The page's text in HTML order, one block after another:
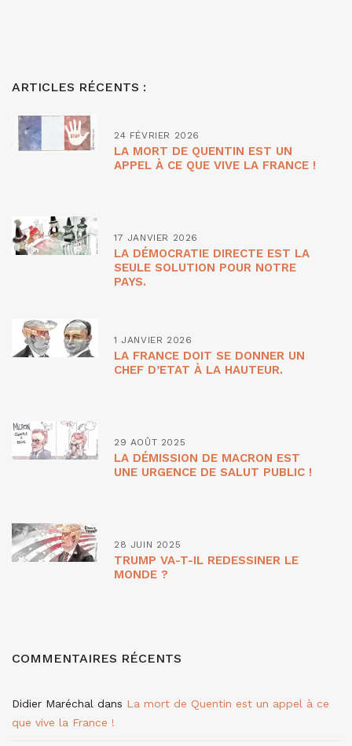
ARTICLES RÉCENTS :
24 FÉVRIER 2026
LA MORT DE QUENTIN EST UN
APPEL À CE QUE VIVE LA FRANCE !
17 JANVIER 2026
LA DÉMOCRATIE DIRECTE EST LA
SEULE SOLUTION POUR NOTRE
PAYS.
1 JANVIER 2026
LA FRANCE DOIT SE DONNER UN
CHEF D’ETAT À LA HAUTEUR.
29 AOÛT 2025
LA DÉMISSION DE MACRON EST
UNE URGENCE DE SALUT PUBLIC !
28 JUIN 2025
TRUMP VA-T-IL REDESSINER LE
MONDE ?
COMMENTAIRES RÉCENTS
Didier Maréchal dans La mort de Quentin est un appel à ce
que vive la France !